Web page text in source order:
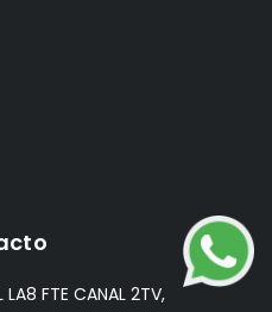
LA8 FTE CANAL 2TV,